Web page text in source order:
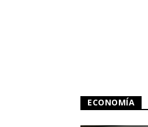
ECONOMÍA